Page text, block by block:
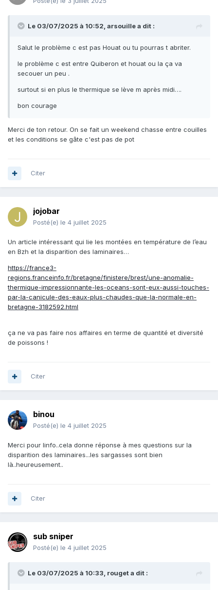
Le 03/07/2025 à 10:52, arsouillea dit :
Salut le problème c est pas Houat ou tu pourras t abriter.
le problème c est entre Quiberon et houat ou la ça va
secouer un peu .
surtout si en plus le thermique se lève m après midi….
bon courage
Merci de ton retour. On se fait un weekend chasse entre couilles
et les conditions se gâte c'est pas de pot
Citer
jojobar
Posté(e) le 4 juillet 2025
Un article intéressant qui lie les montées en température de l’eau
en Bzh et la disparition des laminaires…
https://france3-
regions.franceinfo.fr/bretagne/finistere/brest/une-anomalie-
thermique-impressionnante-les-oceans-sont-eux-aussi-touches-
par-la-canicule-des-eaux-plus-chaudes-que-la-normale-en-
bretagne-3182592.html
ça ne va pas faire nos affaires en terme de quantité et diversité
de poissons !
Citer
binou
Posté(e) le 4 juillet 2025
Merci pour linfo..cela donne réponse à mes questions sur la
disparition des laminaires...les sargasses sont bien
là..heureusement..
Citer
sub sniper
Posté(e) le 4 juillet 2025
Le 03/07/2025 à 10:33, rougeta dit :